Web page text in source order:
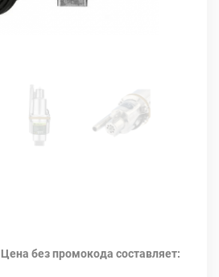
Цена без промокода составляет: